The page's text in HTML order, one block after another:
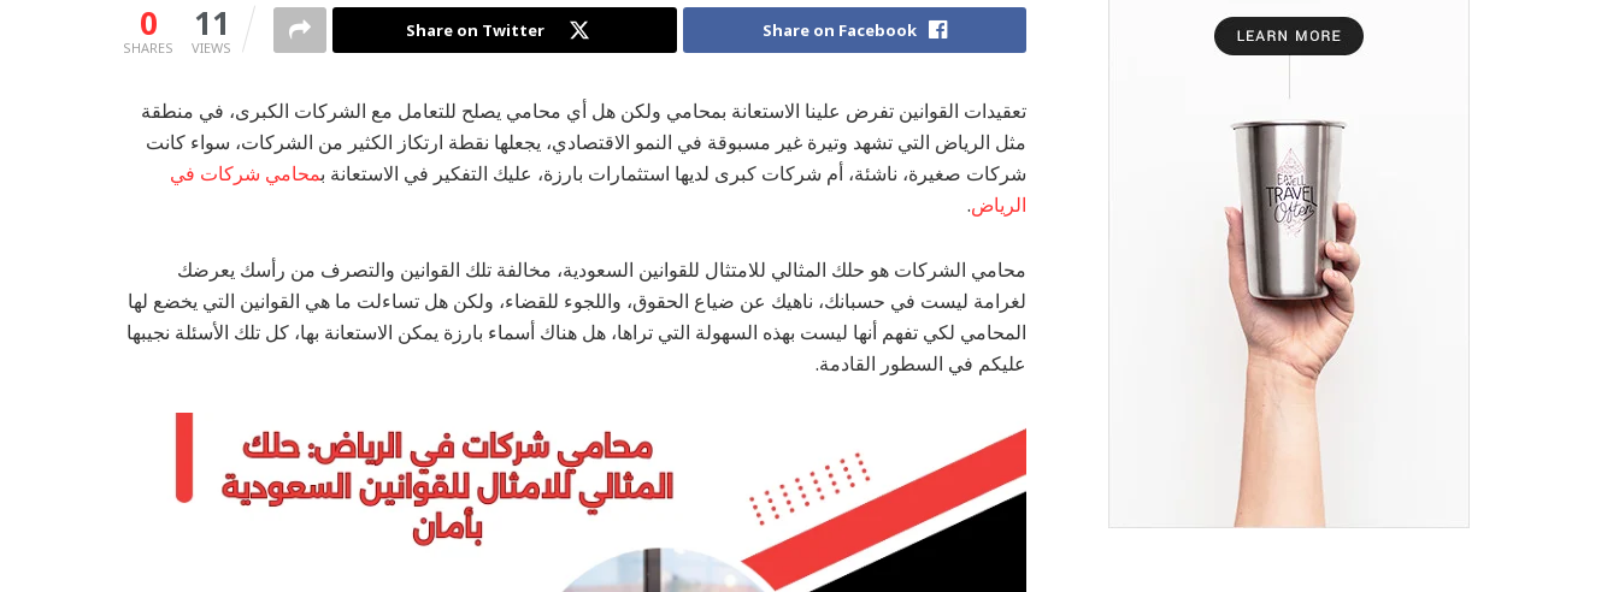
0
SHARES
11
VIEWS
Share on Facebook
Share on Twitter
تعقيدات القوانين تفرض علينا الاستعانة بمحامي ولكن هل أي محامي يصلح للتعامل مع الشركات الكبرى، في منطقة
مثل الرياض التي تشهد وتيرة غير مسبوقة في النمو الاقتصادي، يجعلها نقطة ارتكاز الكثير من الشركات، سواء كانت
شركات صغيرة، ناشئة، أم شركات كبرى لديها استثمارات بارزة، عليك التفكير في الاستعانة بمحامي شركات في
الرياض.
محامي الشركات هو حلك المثالي للامتثال للقوانين السعودية، مخالفة تلك القوانين والتصرف من رأسك يعرضك
لغرامة ليست في حسبانك، ناهيك عن ضياع الحقوق، واللجوء للقضاء، ولكن هل تساءلت ما هي القوانين التي يخضع لها
المحامي لكي تفهم أنها ليست بهذه السهولة التي تراها، هل هناك أسماء بارزة يمكن الاستعانة بها، كل تلك الأسئلة نجيبها
عليكم في السطور القادمة.